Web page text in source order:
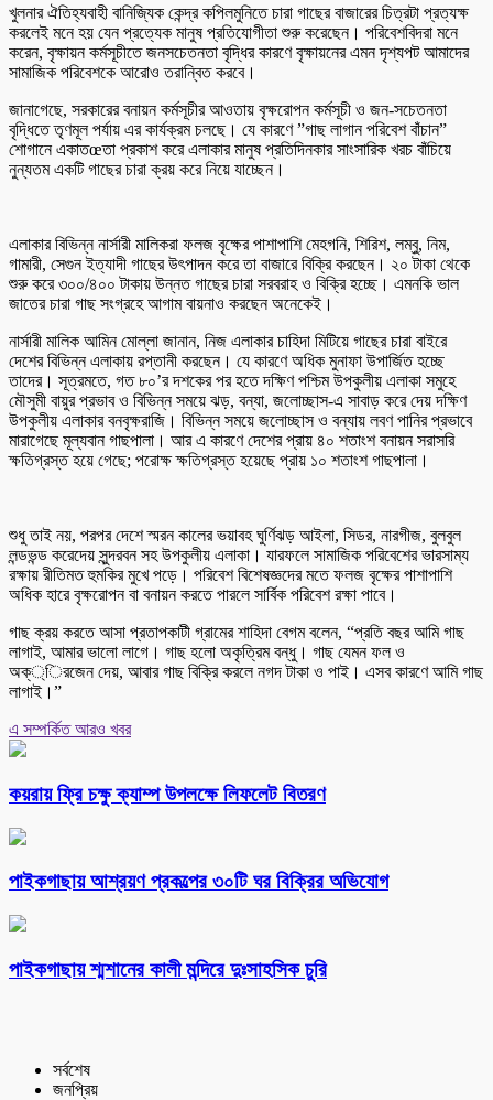
খুলনার ঐতিহ্যবাহী বানিজ্যিক কেন্দ্র কপিলমুনিতে চারা গাছের বাজারের চিত্রটা প্রত্যক্ষ
করলেই মনে হয় যেন প্রত্যেক মানুষ প্রতিযোগীতা শুরু করেছেন। পরিবেশবিদরা মনে
করেন, বৃক্ষায়ন কর্মসূচীতে জনসচেতনতা বৃদ্ধির কারণে বৃক্ষায়নের এমন দৃশ্যপট আমাদের
সামাজিক পরিবেশকে আরোও তরান্বিত করবে।
জানাগেছে, সরকারের বনায়ন কর্মসূচীর আওতায় বৃক্ষরোপন কর্মসূচী ও জন-সচেতনতা
বৃদ্ধিতে তৃণমূল পর্যায় এর কার্যক্রম চলছে। যে কারণে ”গাছ লাগান পরিবেশ বাঁচান”
শোগানে একাতœতা প্রকাশ করে এলাকার মানুষ প্রতিদিনকার সাংসারিক খরচ বাঁচিয়ে
নুন্যতম একটি গাছের চারা ক্রয় করে নিয়ে যাচ্ছেন।
এলাকার বিভিন্ন নার্সারী মালিকরা ফলজ বৃক্ষের পাশাপাশি মেহগনি, শিরিশ, লম্বু, নিম,
গামারী, সেগুন ইত্যাদী গাছের উৎপাদন করে তা বাজারে বিক্রি করছেন। ২০ টাকা থেকে
শুরু করে ৩০০/৪০০ টাকায় উন্নত গাছের চারা সরবরাহ ও বিক্রি হচ্ছে। এমনকি ভাল
জাতের চারা গাছ সংগ্রহে আগাম বায়নাও করছেন অনেকেই।
নার্সারী মালিক আমিন মোল্লা জানান, নিজ এলাকার চাহিদা মিটিয়ে গাছের চারা বাইরে
দেশের বিভিন্ন এলাকায় রপ্তানী করছেন। যে কারণে অধিক মুনাফা উপার্জিত হচ্ছে
তাদের। সূত্রমতে, গত ৮০’র দশকের পর হতে দক্ষিণ পশ্চিম উপকুলীয় এলাকা সমুহে
মৌসুমী বায়ুর প্রভাব ও বিভিন্ন সময়ে ঝড়, বন্যা, জলোচ্ছাস-এ সাবাড় করে দেয় দক্ষিণ
উপকুলীয় এলাকার বনবৃক্ষরাজি। বিভিন্ন সময়ে জলোচ্ছাস ও বন্যায় লবণ পানির প্রভাবে
মারাগেছে মূল্যবান গাছপালা। আর এ কারণে দেশের প্রায় ৪০ শতাংশ বনায়ন সরাসরি
ক্ষতিগ্রস্ত হয়ে গেছে; পরোক্ষ ক্ষতিগ্রস্ত হয়েছে প্রায় ১০ শতাংশ গাছপালা।
শুধু তাই নয়, পরপর দেশে স্মরন কালের ভয়াবহ ঘুর্ণিঝড় আইলা, সিডর, নারগীজ, বুলবুল
লন্ডভন্ড করেদেয় সুন্দরবন সহ উপকুলীয় এলাকা। যারফলে সামাজিক পরিবেশের ভারসাম্য
রক্ষায় রীতিমত হুমকির মুখে পড়ে। পরিবেশ বিশেষজ্ঞদের মতে ফলজ বৃক্ষের পাশাপাশি
অধিক হারে বৃক্ষরোপন বা বনায়ন করতে পারলে সার্বিক পরিবেশ রক্ষা পাবে।
গাছ ক্রয় করতে আসা প্রতাপকাটী গ্রামের শাহিদা বেগম বলেন, “প্রতি বছর আমি গাছ
লাগাই, আমার ভালো লাগে। গাছ হলো অকৃত্রিম বন্ধু। গাছ যেমন ফল ও
অক্্িরজেন দেয়, আবার গাছ বিক্রি করলে নগদ টাকা ও পাই। এসব কারণে আমি গাছ
লাগাই।”
এ সম্পর্কিত আরও খবর
কয়রায় ফ্রি চক্ষু ক্যাম্প উপলক্ষে লিফলেট বিতরণ
পাইকগাছায় আশ্রয়ণ প্রকল্পের ৩০টি ঘর বিক্রির অভিযোগ
পাইকগাছায় শ্মশানের কালী মন্দিরে দুঃসাহসিক চুরি
সর্বশেষ
জনপ্রিয়